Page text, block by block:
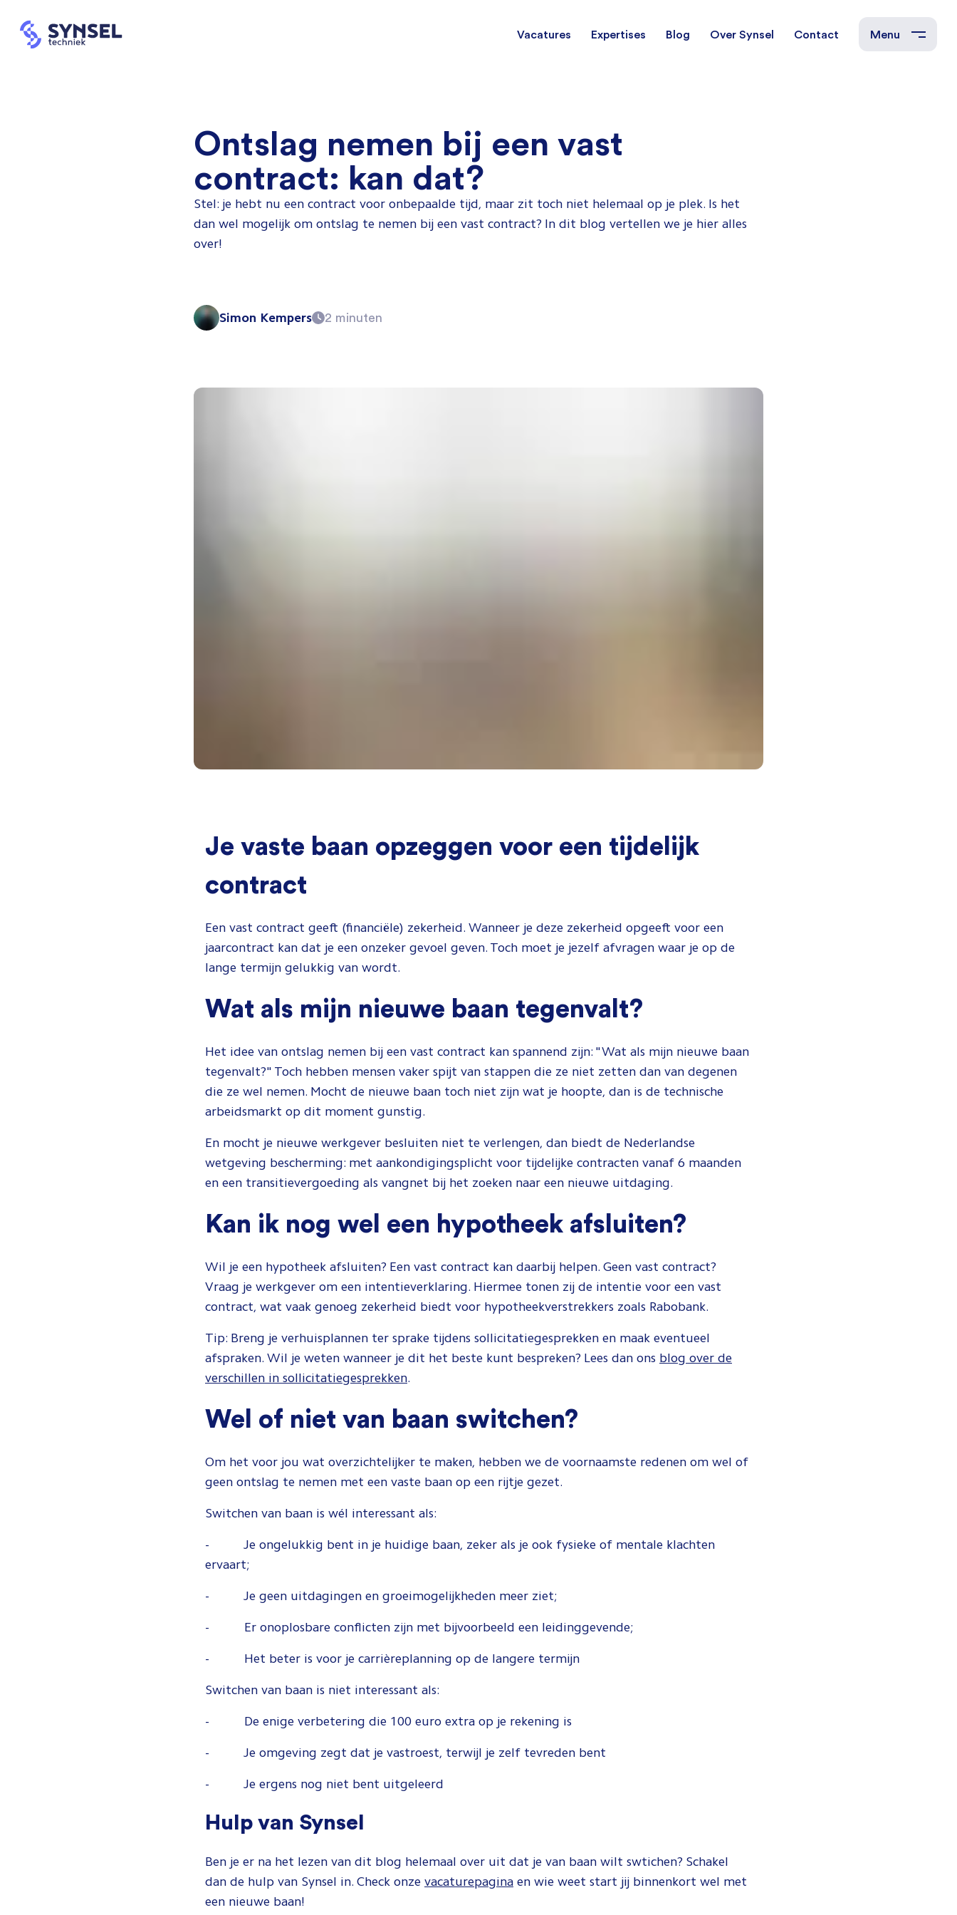
Vacatures
Software & Electrical
Engineers
Monteurs Technische
Monteurs binnendienst Installatietechniek
Expertises
Software & Electrical
Engineers
Monteurs binnendienst
Blog Over Synsel Contact Menu
Ontslag nemen bij een vast
contract: kan dat?
Stel: je hebt nu een contract voor onbepaalde tijd, maar zit toch niet helemaal op je plek. Is het
dan wel mogelijk om ontslag te nemen bij een vast contract? In dit blog vertellen we je hier alles
over!
Simon Kempers 2 minuten
Je vaste baan opzeggen voor een tijdelijk
contract
Een vast contract geeft (financiële) zekerheid. Wanneer je deze zekerheid opgeeft voor een
jaarcontract kan dat je een onzeker gevoel geven. Toch moet je jezelf afvragen waar je op de
lange termijn gelukkig van wordt.
Wat als mijn nieuwe baan tegenvalt?
Het idee van ontslag nemen bij een vast contract kan spannend zijn: "Wat als mijn nieuwe baan
tegenvalt?" Toch hebben mensen vaker spijt van stappen die ze niet zetten dan van degenen
die ze wel nemen. Mocht de nieuwe baan toch niet zijn wat je hoopte, dan is de technische
arbeidsmarkt op dit moment gunstig.
En mocht je nieuwe werkgever besluiten niet te verlengen, dan biedt de Nederlandse
wetgeving bescherming: met aankondigingsplicht voor tijdelijke contracten vanaf 6 maanden
en een transitievergoeding als vangnet bij het zoeken naar een nieuwe uitdaging.
Kan ik nog wel een hypotheek afsluiten?
Wil je een hypotheek afsluiten? Een vast contract kan daarbij helpen. Geen vast contract?
Vraag je werkgever om een intentieverklaring. Hiermee tonen zij de intentie voor een vast
contract, wat vaak genoeg zekerheid biedt voor hypotheekverstrekkers zoals Rabobank.
Tip: Breng je verhuisplannen ter sprake tijdens sollicitatiegesprekken en maak eventueel
afspraken. Wil je weten wanneer je dit het beste kunt bespreken? Lees dan ons blog over de
verschillen in sollicitatiegesprekken.
Wel of niet van baan switchen?
Om het voor jou wat overzichtelijker te maken, hebben we de voornaamste redenen om wel of
geen ontslag te nemen met een vaste baan op een rijtje gezet.
Switchen van baan is wél interessant als:
- Je ongelukkig bent in je huidige baan, zeker als je ook fysieke of mentale klachten
ervaart;
- Je geen uitdagingen en groeimogelijkheden meer ziet;
- Er onoplosbare conflicten zijn met bijvoorbeeld een leidinggevende;
- Het beter is voor je carrièreplanning op de langere termijn
Switchen van baan is niet interessant als:
- De enige verbetering die 100 euro extra op je rekening is
- Je omgeving zegt dat je vastroest, terwijl je zelf tevreden bent
- Je ergens nog niet bent uitgeleerd
Hulp van Synsel
Ben je er na het lezen van dit blog helemaal over uit dat je van baan wilt swtichen? Schakel
dan de hulp van Synsel in. Check onze vacaturepagina en wie weet start jij binnenkort wel met
een nieuwe baan!